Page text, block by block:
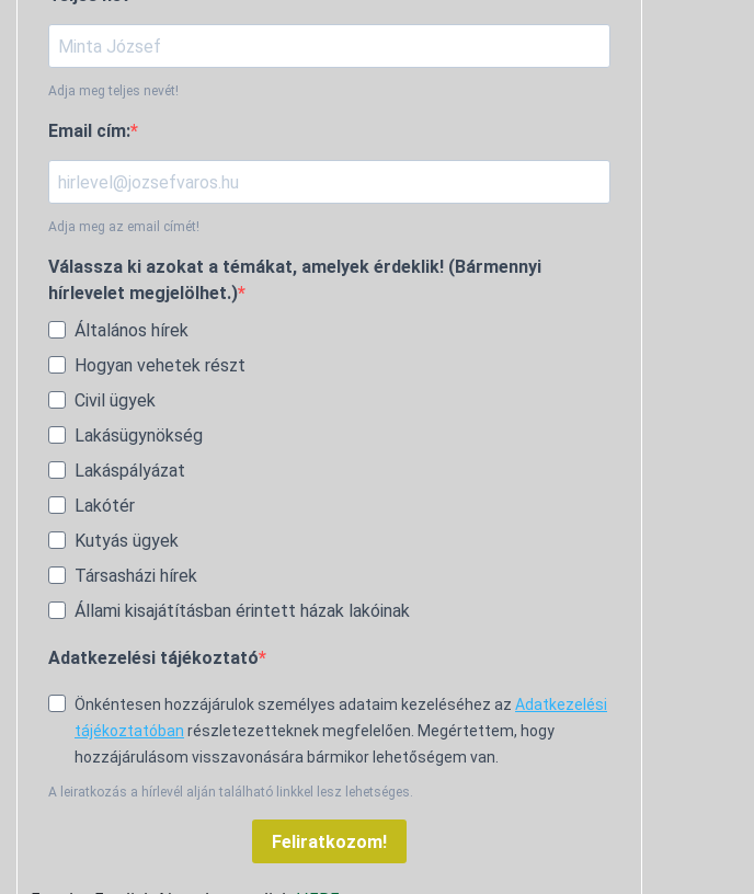
Adja meg teljes nevét!
Email cím:
Adja meg az email címét!
Válassza ki azokat a témákat, amelyek érdeklik! (Bármennyi
hírlevelet megjelölhet.)
Általános hírek
Hogyan vehetek részt
Civil ügyek
Lakásügynökség
Lakáspályázat
Lakótér
Kutyás ügyek
Társasházi hírek
Állami kisajátításban érintett házak lakóinak
Adatkezelési tájékoztató
Önkéntesen hozzájárulok személyes adataim kezeléséhez az Adatkezelési
tájékoztatóban részletezetteknek megfelelően. Megértettem, hogy
hozzájárulásom visszavonására bármikor lehetőségem van.
A leiratkozás a hírlevél alján található linkkel lesz lehetséges.
Feliratkozom!